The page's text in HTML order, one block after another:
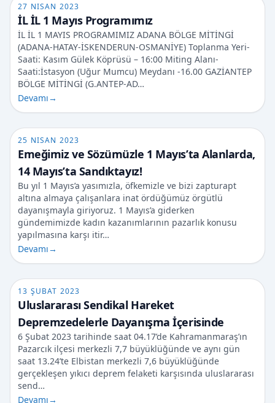
27 NISAN 2023
İL İL 1 Mayıs Programımız
İL İL 1 MAYIS PROGRAMIMIZ ADANA BÖLGE MİTİNGİ
(ADANA-HATAY-İSKENDERUN-OSMANİYE) Toplanma Yeri-
Saati: Kasım Gülek Köprüsü – 16:00 Miting Alanı-
Saati:İstasyon (Uğur Mumcu) Meydanı -16.00 GAZİANTEP
BÖLGE MİTİNGİ (G.ANTEP-AD…
Devamı→
25 NISAN 2023
Emeğimiz ve Sözümüzle 1 Mayıs’ta Alanlarda,
14 Mayıs’ta Sandıktayız!
Bu yıl 1 Mayıs’a yasımızla, öfkemizle ve bizi zapturapt
altına almaya çalışanlara inat ördüğümüz örgütlü
dayanışmayla giriyoruz. 1 Mayıs’a giderken
gündemimizde kadın kazanımlarının pazarlık konusu
yapılmasına karşı itir…
Devamı→
13 ŞUBAT 2023
Uluslararası Sendikal Hareket
Depremzedelerle Dayanışma İçerisinde
6 Şubat 2023 tarihinde saat 04.17’de Kahramanmaraş’ın
Pazarcık ilçesi merkezli 7,7 büyüklüğünde ve aynı gün
saat 13.24’te Elbistan merkezli 7,6 büyüklüğünde
gerçekleşen yıkıcı deprem felaketi karşısında uluslararası
send…
Devamı→